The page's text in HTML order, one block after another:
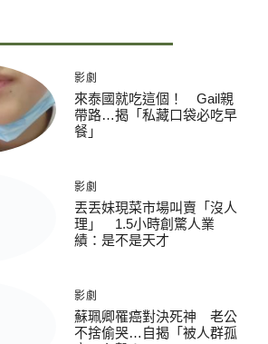
影劇
來泰國就吃這個！ Gail親
帶路…揭「私藏口袋必吃早
餐」
影劇
丟丟妹現菜市場叫賣「沒人
理」 1.5小時創驚人業
績：是不是天才
影劇
蘇珮卿罹癌對決死神 老公
不捨偷哭…自揭「被人群孤